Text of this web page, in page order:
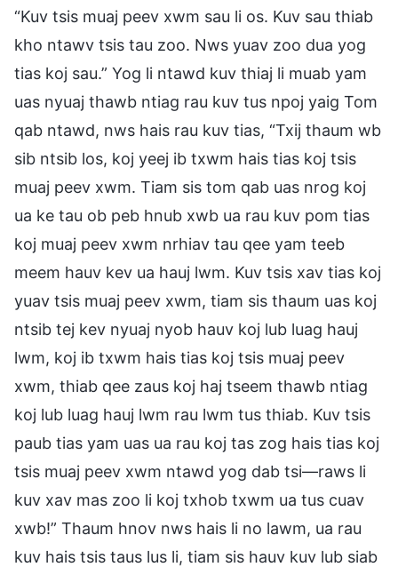
“Kuv tsis muaj peev xwm sau li os. Kuv sau thiab
kho ntawv tsis tau zoo. Nws yuav zoo dua yog
tias koj sau.” Yog li ntawd kuv thiaj li muab yam
uas nyuaj thawb ntiag rau kuv tus npoj yaig Tom
qab ntawd, nws hais rau kuv tias, “Txij thaum wb
sib ntsib los, koj yeej ib txwm hais tias koj tsis
muaj peev xwm. Tiam sis tom qab uas nrog koj
ua ke tau ob peb hnub xwb ua rau kuv pom tias
koj muaj peev xwm nrhiav tau qee yam teeb
meem hauv kev ua hauj lwm. Kuv tsis xav tias koj
yuav tsis muaj peev xwm, tiam sis thaum uas koj
ntsib tej kev nyuaj nyob hauv koj lub luag hauj
lwm, koj ib txwm hais tias koj tsis muaj peev
xwm, thiab qee zaus koj haj tseem thawb ntiag
koj lub luag hauj lwm rau lwm tus thiab. Kuv tsis
paub tias yam uas ua rau koj tas zog hais tias koj
tsis muaj peev xwm ntawd yog dab tsi—raws li
kuv xav mas zoo li koj txhob txwm ua tus cuav
xwb!” Thaum hnov nws hais li no lawm, ua rau
kuv hais tsis taus lus li, tiam sis hauv kuv lub siab